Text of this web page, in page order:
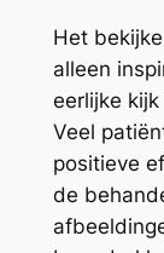
Het
alleen
eerlijke
Veel
positieve
de